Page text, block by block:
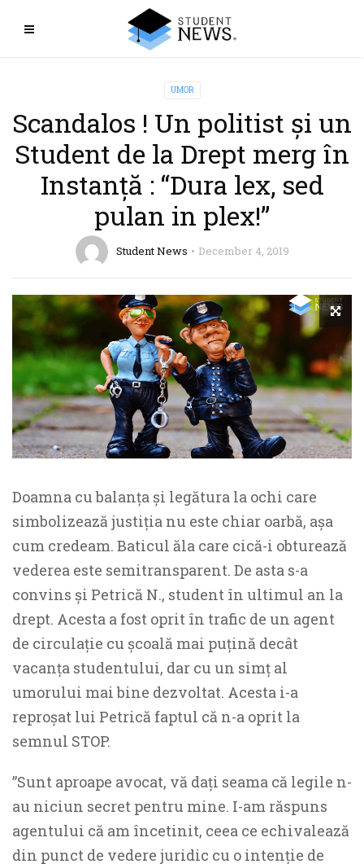
UMOR
Scandalos ! Un politist și un
Student de la Drept merg în
Instanță : “Dura lex, sed
pulan in plex!”
Student News December 4, 2019
Doamna cu balanța și legătura la ochi care
simbolizează justiția nu este chiar oarbă, așa
cum credeam. Baticul ăla care cică-i obturează
vederea este semitransparent. De asta s-a
convins și Petrică N., student în ultimul an la
drept. Acesta a fost oprit în trafic de un agent
de circulație cu școală mai puțină decât
vacanța studentului, dar cu un simț al
umorului mai bine dezvoltat. Acesta i-a
reproșat lui Petrică faptul că n-a oprit la
semnul STOP.
”Sunt aproape avocat, vă dați seama că legile n-
au niciun secret pentru mine. I-am răspuns
agentului că am încetinit, ceea ce echivalează
din punct de vedere juridic cu o intenție de